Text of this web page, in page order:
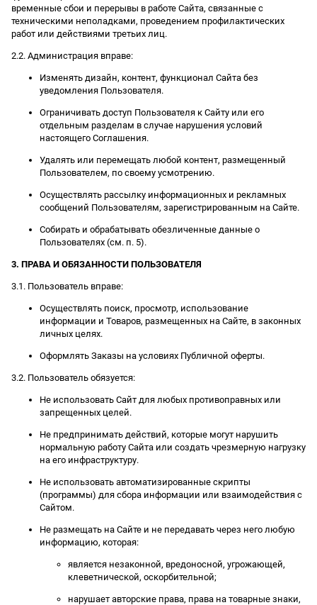
временные сбои и перерывы в работе Сайта, связанные с
техническими неполадками, проведением профилактических
работ или действиями третьих лиц.
2.2. Администрация вправе:
Изменять дизайн, контент, функционал Сайта без
уведомления Пользователя.
Ограничивать доступ Пользователя к Сайту или его
отдельным разделам в случае нарушения условий
настоящего Соглашения.
Удалять или перемещать любой контент, размещенный
Пользователем, по своему усмотрению.
Осуществлять рассылку информационных и рекламных
сообщений Пользователям, зарегистрированным на Сайте.
Собирать и обрабатывать обезличенные данные о
Пользователях (см. п. 5).
3. ПРАВА И ОБЯЗАННОСТИ ПОЛЬЗОВАТЕЛЯ
3.1. Пользователь вправе:
Осуществлять поиск, просмотр, использование
информации и Товаров, размещенных на Сайте, в законных
личных целях.
Оформлять Заказы на условиях Публичной оферты.
3.2. Пользователь обязуется:
Не использовать Сайт для любых противоправных или
запрещенных целей.
Не предпринимать действий, которые могут нарушить
нормальную работу Сайта или создать чрезмерную нагрузку
на его инфраструктуру.
Не использовать автоматизированные скрипты
(программы) для сбора информации или взаимодействия с
Сайтом.
Не размещать на Сайте и не передавать через него любую
информацию, которая:
является незаконной, вредоносной, угрожающей,
клеветнической, оскорбительной;
нарушает авторские права, права на товарные знаки,